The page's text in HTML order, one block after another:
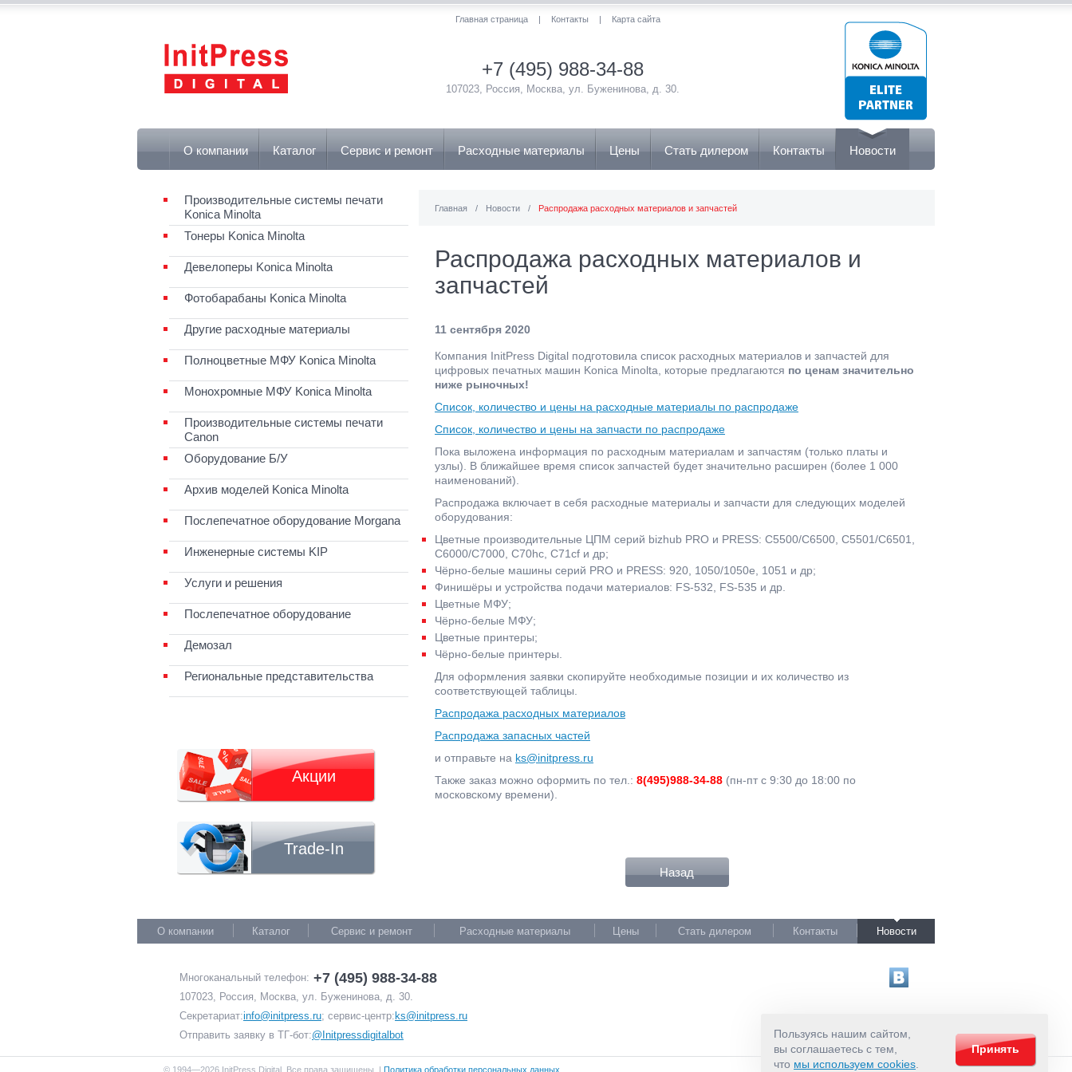
Главная страница | Контакты | Карта сайта
+7 (495) 988-34-88
107023, Россия, Москва, ул. Буженинова, д. 30.
О компании Каталог Сервис и ремонт Расходные материалы Цены Стать дилером Контакты Новости
Главная / Новости / Распродажа расходных материалов и запчастей
Распродажа расходных материалов и
запчастей
11 сентября 2020
Компания InitPress Digital подготовила список расходных материалов и запчастей для
цифровых печатных машин Konica Minolta, которые предлагаются по ценам значительно
ниже рыночных!
Список, количество и цены на расходные материалы по распродаже
Список, количество и цены на запчасти по распродаже
Пока выложена информация по расходным материалам и запчастям (только платы и
узлы). В ближайшее время список запчастей будет значительно расширен (более 1 000
наименований).
Распродажа включает в себя расходные материалы и запчасти для следующих моделей
оборудования:
Цветные производительные ЦПМ серий bizhub PRO и PRESS: C5500/C6500, C5501/C6501,
C6000/C7000, C70hc, C71cf и др;
Чёрно-белые машины серий PRO и PRESS: 920, 1050/1050e, 1051 и др;
Финишёры и устройства подачи материалов: FS-532, FS-535 и др.
Цветные МФУ;
Чёрно-белые МФУ;
Цветные принтеры;
Чёрно-белые принтеры.
Для оформления заявки скопируйте необходимые позиции и их количество из
соответствующей таблицы.
Распродажа расходных материалов
Распродажа запасных частей
и отправьте на ks@initpress.ru
Также заказ можно оформить по тел.: 8(495)988-34-88 (пн-пт c 9:30 до 18:00 по
московскому времени).
Назад
Производительные системы печати
Konica Minolta
Тонеры Konica Minolta
Девелоперы Konica Minolta
Фотобарабаны Konica Minolta
Другие расходные материалы
Полноцветные МФУ Konica Minolta
Монохромные МФУ Konica Minolta
Производительные системы печати
Canon
Оборудование Б/У
Архив моделей Konica Minolta
Послепечатное оборудование Morgana
Инженерные системы KIP
Услуги и решения
Послепечатное оборудование
Демозал
Региональные представительства
Акции
Trade-In
О компании Каталог Сервис и ремонт Расходные материалы Цены Стать дилером Контакты Новости
Многоканальный телефон: +7 (495) 988-34-88
107023, Россия, Москва, ул. Буженинова, д. 30.
Секретариат:info@initpress.ru; сервис-центр: ks@initpress.ru
Отправить заявку в ТГ-бот:@Initpressdigitalbot
© 1994—2026 InitPress Digital. Все права защищены. | Политика обработки персональных данных
Пользуясь нашим сайтом,
вы соглашаетесь с тем,
что мы используем cookies
Принять